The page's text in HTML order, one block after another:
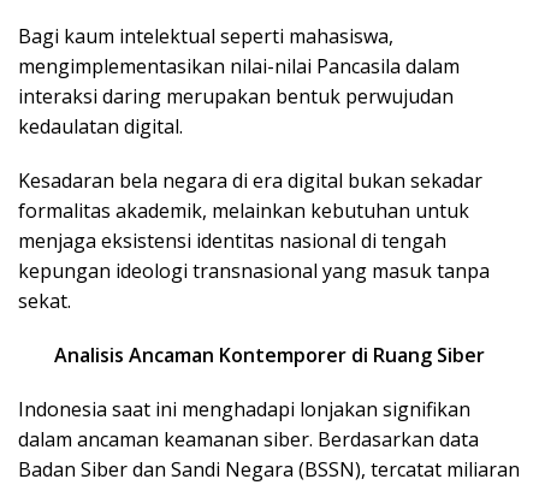
Bagi kaum intelektual seperti mahasiswa,
mengimplementasikan nilai-nilai Pancasila dalam
interaksi daring merupakan bentuk perwujudan
kedaulatan digital.
Kesadaran bela negara di era digital bukan sekadar
formalitas akademik, melainkan kebutuhan untuk
menjaga eksistensi identitas nasional di tengah
kepungan ideologi transnasional yang masuk tanpa
sekat.
Analisis Ancaman Kontemporer di Ruang Siber
Indonesia saat ini menghadapi lonjakan signifikan
dalam ancaman keamanan siber. Berdasarkan data
Badan Siber dan Sandi Negara (BSSN), tercatat miliaran